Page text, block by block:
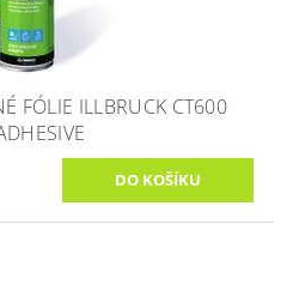
FÓLIE ILLBRUCK CT600